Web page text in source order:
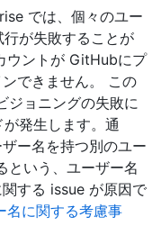
では、個々のユー
が失敗することが
ウントが GitHubにプ
できません。 この
ジョニングの失敗に
発生します。通
ー名を持つ別のユー
という、ユーザー名
する issue が原因で
名に関する考慮事